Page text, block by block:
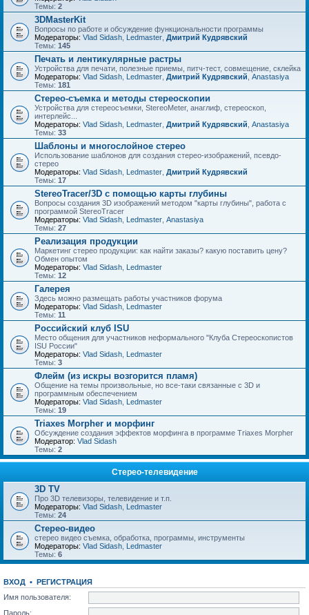
Темы: 2
3DMasterKit
Вопросы по работе и обсуждение функциональности программы
Модераторы: Vlad Sidash Ledmaster Дмитрий Кудрявский
Темы: 145
Печать и лентикулярные растры
Устройства для печати, полезные приемы, питч-тест, совмещение, склейка
Модераторы: Vlad Sidash Ledmaster Дмитрий Кудрявский Anastasiya
Темы: 181
Стерео-съемка и методы стереоскопии
Устройства для стереосъемки, StereoMeter, анаглиф, стереоскоп,
интерлейс...
Модераторы: Vlad Sidash Ledmaster Дмитрий Кудрявский Anastasiya
Темы: 33
Шаблоны и многослойное стерео
Использование шаблонов для создания стерео-изображений, псевдо-
стерео
Модераторы: Vlad Sidash Ledmaster Дмитрий Кудрявский
Темы: 17
StereoTracer/3D с помощью карты глубины
Вопросы создания 3D изображений методом "карты глубины", работа с
программой StereoTracer
Модераторы: Vlad Sidash Ledmaster Anastasiya
Темы: 27
Реализация продукции
Маркетинг стерео продукции: как найти заказы? какую поставить цену?
Обмен опытом
Модераторы: Vlad Sidash Ledmaster
Темы: 12
Галерея
Здесь можно размещать работы участников форума
Модераторы: Vlad Sidash Ledmaster
Темы: 11
Российский клуб ISU
Место общения для участников неформального "Клуба Стереоскопистов
ISU России"
Модераторы: Vlad Sidash Ledmaster
Темы: 3
Флейм (из искры возгорится пламя)
Общение на темы произвольные, но все-таки связанные с 3D и
программным обеспечением
Модераторы: Vlad Sidash Ledmaster
Темы: 19
Triaxes Morpher и морфинг
Обсуждение создания эффектов морфинга в программе Triaxes Morpher
Модератор: Vlad Sidash
Темы: 2
Стерео-телевидение
3D TV
Про 3D телевизоры, телевидение и т.п.
Модераторы: Vlad Sidash Ledmaster
Темы: 24
Стерео-видео
стерео видео съемка, обработка, программы, инструменты
Модераторы: Vlad Sidash Ledmaster
Темы: 6
ВХОД • РЕГИСТРАЦИЯ
Имя пользователя:
Пароль: